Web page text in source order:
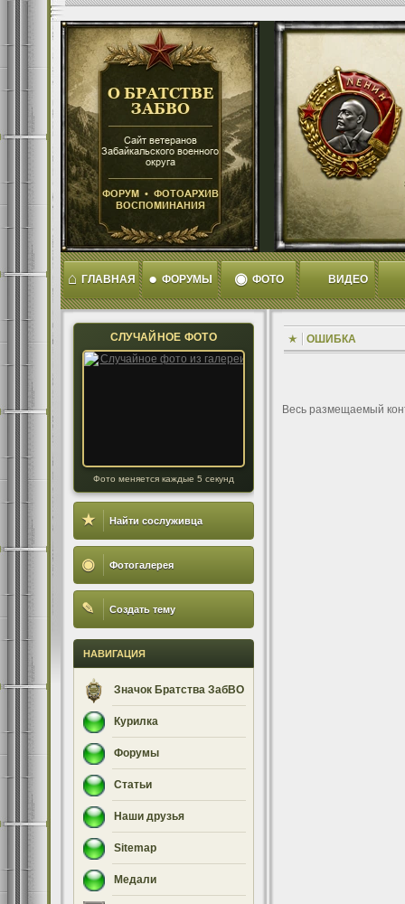
⌂ ГЛАВНАЯ ● ФОРУМЫ ◉ ФОТО ВИДЕО
СЛУЧАЙНОЕ ФОТО
Фото меняется каждые 5 секунд
★ Найти сослуживца
◉ Фотогалерея
✎ Создать тему
НАВИГАЦИЯ
Значок Братства ЗабВО
Курилка
Форумы
Статьи
Наши друзья
Sitemap
Медали
ОШИБКА
Весь размещаемый